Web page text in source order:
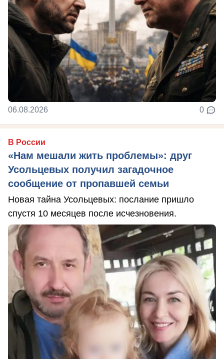
06.08.2026 0
В России
«Нам мешали жить проблемы»: друг
Усольцевых получил загадочное
сообщение от пропавшей семьи
Новая тайна Усольцевых: послание пришло
спустя 10 месяцев после исчезновения.